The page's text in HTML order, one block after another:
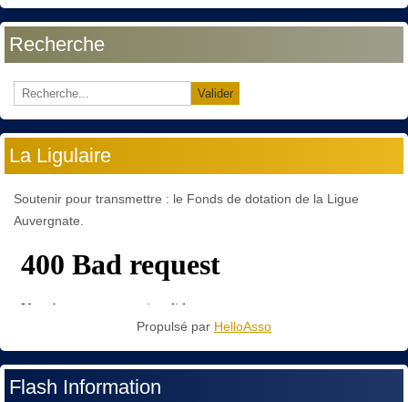
Recherche
Valider
La Ligulaire
Soutenir pour transmettre : le Fonds de dotation de la Ligue
Auvergnate.
Propulsé par HelloAsso
Flash Information